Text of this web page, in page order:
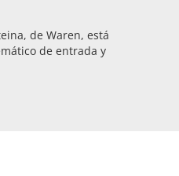
de Waren, está
de entrada y